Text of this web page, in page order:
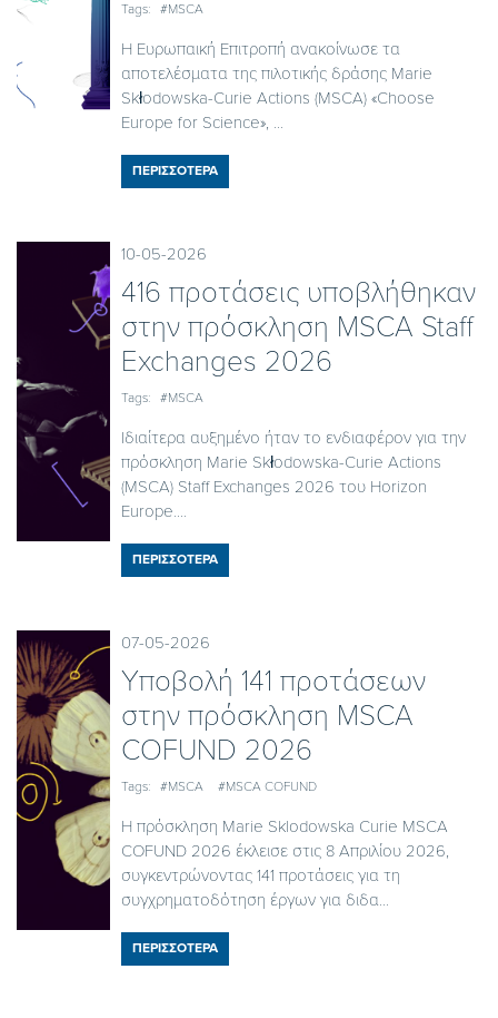
Tags: #MSCA
H Eυρωπαική Επιτροπή ανακοίνωσε τα
αποτελέσματα της πιλοτικής δράσης Marie
Skłodowska-Curie Actions (MSCA) «Choose
Europe for Science», ...
ΠΕΡΙΣΣΟΤΕΡΑ
10-05-2026
416 προτάσεις υποβλήθηκαν
στην πρόσκληση MSCA Staff
Exchanges 2026
Tags: #MSCA
Ιδιαίτερα αυξημένο ήταν το ενδιαφέρον για την
πρόσκληση Marie Skłodowska-Curie Actions
(MSCA) Staff Exchanges 2026 του Horizon
Europe....
ΠΕΡΙΣΣΟΤΕΡΑ
07-05-2026
Yποβολή 141 προτάσεων
στην πρόσκληση MSCA
COFUND 2026
Tags: #MSCA #MSCA COFUND
Η πρόσκληση Marie Sklodowska Curie MSCA
COFUND 2026 έκλεισε στις 8 Απριλίου 2026,
συγκεντρώνοντας 141 προτάσεις για τη
συγχρηματοδότηση έργων για διδα...
ΠΕΡΙΣΣΟΤΕΡΑ